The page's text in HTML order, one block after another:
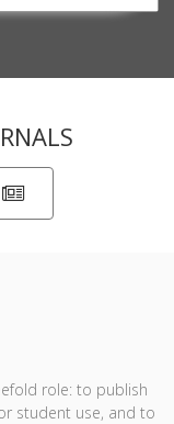
role: to publish
student use, and to